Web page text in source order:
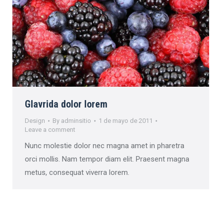
Glavrida dolor lorem
Design By adminsitio
1 de mayo de 2011
Leave a comment
Nunc molestie dolor nec magna amet in pharetra
orci mollis. Nam tempor diam elit. Praesent magna
metus, consequat viverra lorem.